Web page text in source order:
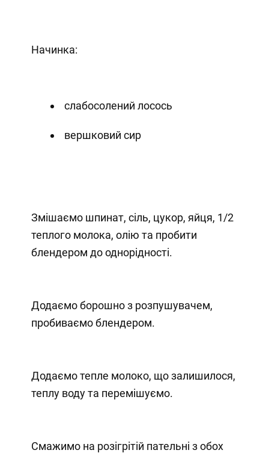
Начинка:
слабосолений лосось
вершковий сир
Змішаємо шпинат, сіль, цукор, яйця, 1/2
теплого молока, олію та пробити
блендером до однорідності.
Додаємо борошно з розпушувачем,
пробиваємо блендером.
Додаємо тепле молоко, що залишилося,
теплу воду та перемішуємо.
Смажимо на розігрітій пательні з обох